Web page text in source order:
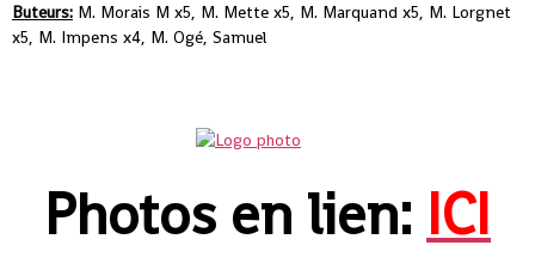
Buteurs: M. Morais M x5, M. Mette x5, M. Marquand x5, M. Lorgnet
x5, M. Impens x4, M. Ogé, Samuel
Photos en lien: ICI